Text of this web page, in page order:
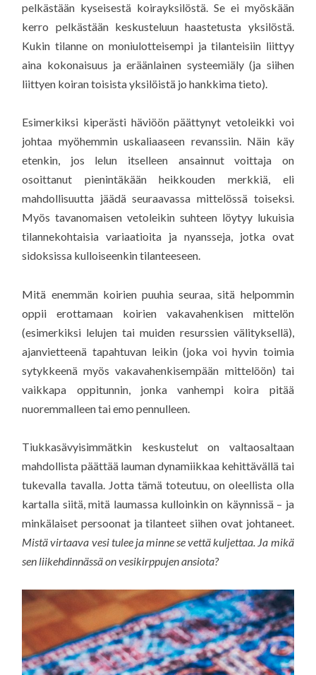
pelkästään kyseisestä koirayksilöstä. Se ei myöskään
kerro pelkästään keskusteluun haastetusta yksilöstä.
Kukin tilanne on moniulotteisempi ja tilanteisiin liittyy
aina kokonaisuus ja eräänlainen systeemiäly (ja siihen
liittyen koiran toisista yksilöistä jo hankkima tieto).
Esimerkiksi kiperästi häviöön päättynyt vetoleikki voi
johtaa myöhemmin uskaliaaseen revanssiin. Näin käy
etenkin, jos lelun itselleen ansainnut voittaja on
osoittanut pienintäkään heikkouden merkkiä, eli
mahdollisuutta jäädä seuraavassa mittelössä toiseksi.
Myös tavanomaisen vetoleikin suhteen löytyy lukuisia
tilannekohtaisia variaatioita ja nyansseja, jotka ovat
sidoksissa kulloiseenkin tilanteeseen.
Mitä enemmän koirien puuhia seuraa, sitä helpommin
oppii erottamaan koirien vakavahenkisen mittelön
(esimerkiksi lelujen tai muiden resurssien välityksellä),
ajanvietteenä tapahtuvan leikin (joka voi hyvin toimia
sytykkeenä myös vakavahenkisempään mittelöön) tai
vaikkapa oppitunnin, jonka vanhempi koira pitää
nuoremmalleen tai emo pennulleen.
Tiukkasävyisimmätkin keskustelut on valtaosaltaan
mahdollista päättää lauman dynamiikkaa kehittävällä tai
tukevalla tavalla. Jotta tämä toteutuu, on oleellista olla
kartalla siitä, mitä laumassa kulloinkin on käynnissä – ja
minkälaiset persoonat ja tilanteet siihen ovat johtaneet.
Mistä virtaava vesi tulee ja minne se vettä kuljettaa. Ja mikä
sen liikehdinnässä on vesikirppujen ansiota?